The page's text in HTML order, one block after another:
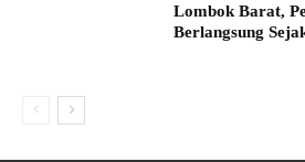
Lombok Barat,
Berlangsung